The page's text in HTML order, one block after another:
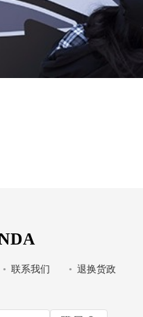
• 联系我们 • 退换货政